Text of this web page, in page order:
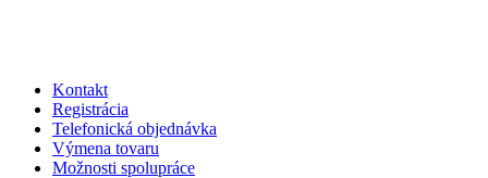
Kontakt
Registrácia
Telefonická objednávka
Výmena tovaru
Možnosti spolupráce